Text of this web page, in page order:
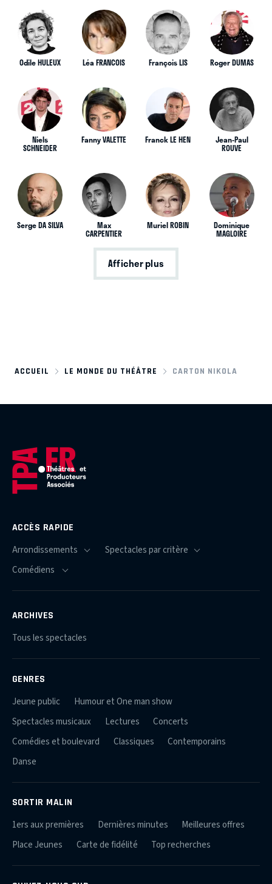
Odile HULEUX Léa FRANCOIS François LIS Roger DUMAS
Niels
SCHNEIDER
Fanny VALETTE Franck LE HEN Jean-Paul
ROUVE
Serge DA SILVA Max
CARPENTIER
Muriel ROBIN Dominique
MAGLOIRE
Afficher plus
ACCUEIL LE MONDE DU THÉÂTRE CARTON NIKOLA
ACCÈS RAPIDE
ARCHIVES
Tous les spectacles
GENRES
Jeune public
Humour et One man show
Spectacles musicaux
Lectures
Concerts
Comédies et boulevard
Classiques
Contemporains
Danse
SORTIR MALIN
1ers aux premières Dernières minutes
Meilleures offres
Place Jeunes
Carte de fidélité Top recherches